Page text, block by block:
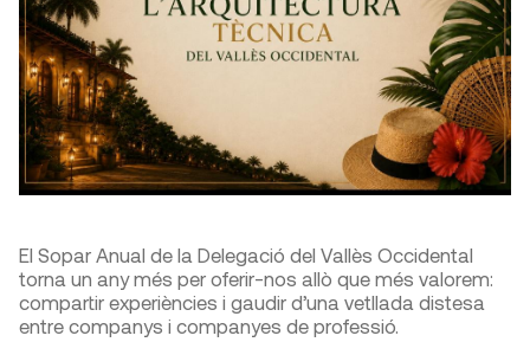
El Sopar Anual de la Delegació del Vallès Occidental
torna un any més per oferir-nos allò que més valorem:
compartir experiències i gaudir d’una vetllada distesa
entre companys i companyes de professió.